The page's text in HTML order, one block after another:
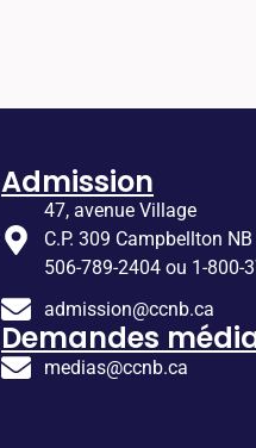
Admission
47, avenue Village
C.P. 309 Campbellton NB
506-789-2404 ou 1-800-
admission@ccnb.ca
Demandes
medias@ccnb.ca